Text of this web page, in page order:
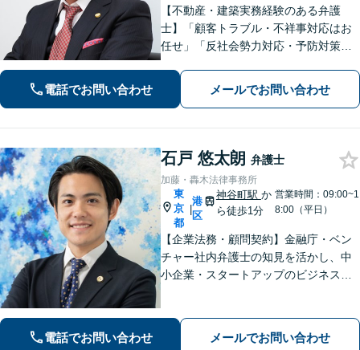
【不動産・建築実務経験のある弁護
士】「顧客トラブル・不祥事対応はお
任せ」「反社会勢力対応・予防対策か
ず弁護士にご連絡ください。相続トラ
ブルを回避して、円滑な手続きを「他
電話でお問い合わせ メールでお問い合わせ
石戸 悠太朗 弁護士
加藤・轟木法律事務所
東
京
都
|
港
区
神谷町駅 か
ら徒歩1分
営業時間：09:00~1
8:00（平日）
【企業法務・顧問契約】金融庁・ベン
チャー社内弁護士の知見を活かし、中
小企業・スタートアップのビジネスを
げ、AI・労務等の推進から紛争・不祥
事・当局対応まで全般サポート。
電話でお問い合わせ メールでお問い合わせ